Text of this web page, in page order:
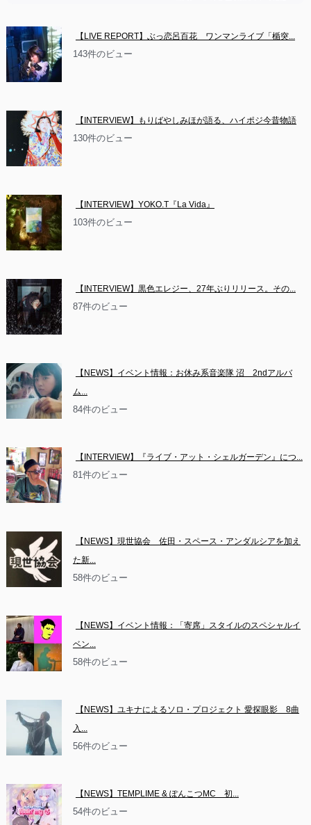
【LIVE REPORT】ぶっ恋呂百花　ワンマンライブ「楯突...
143件のビュー
【INTERVIEW】もりばやしみほが語る、ハイポジ今昔物語
130件のビュー
【INTERVIEW】YOKO.T『La Vida』
103件のビュー
【INTERVIEW】黒色エレジー、27年ぶりリリース。その...
87件のビュー
【NEWS】イベント情報：お休み系音楽隊 沼　2ndアルバ
ム...
84件のビュー
【INTERVIEW】『ライブ・アット・シェルガーデン』につ...
81件のビュー
【NEWS】現世協会　佐田・スペース・アンダルシアを加え
た新...
58件のビュー
【NEWS】イベント情報：「寄席」スタイルのスペシャルイ
ベン...
58件のビュー
【NEWS】ユキナによるソロ・プロジェクト 愛探眼影　8曲
入...
56件のビュー
【NEWS】TEMPLIME & ぽんこつMC　初...
54件のビュー